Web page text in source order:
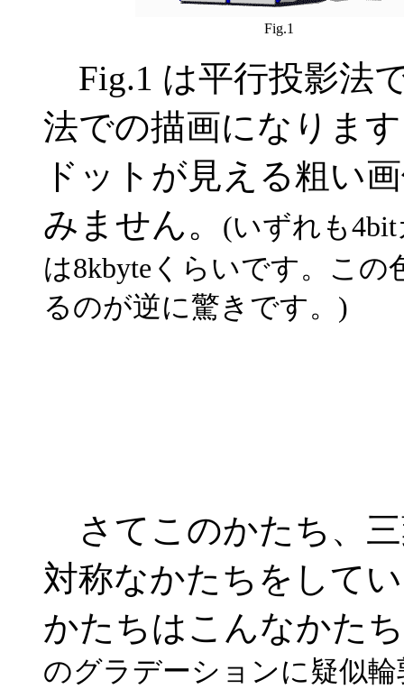
Fig.1
Fig.1 は平行投影法
法での描画になりま
ドットが見える粗い
みません。
(いずれも
は8kbyteくらいです。こ
るのが逆に驚きです。)
さてこのかたち、
対称なかたちをして
かたちはこんなかた
のグラデーションに疑似